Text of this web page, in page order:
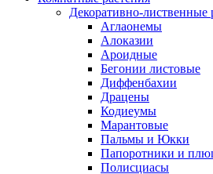
Декоративно-лиственные
Аглаонемы
Алоказии
Ароидные
Бегонии листовые
Диффенбахии
Драцены
Кодиеумы
Марантовые
Пальмы и Юкки
Папоротники и
Полисциасы